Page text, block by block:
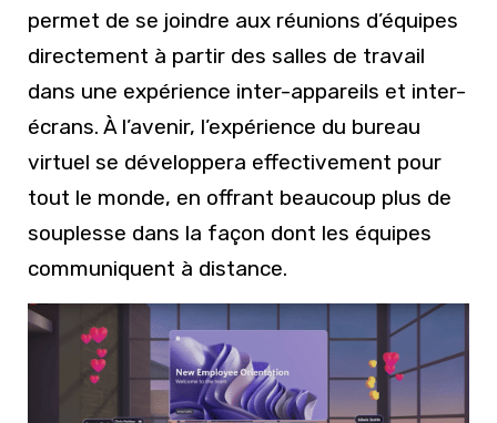
permet de se joindre aux réunions d’équipes
directement à partir des salles de travail
dans une expérience inter-appareils et inter-
écrans. À l’avenir, l’expérience du bureau
virtuel se développera effectivement pour
tout le monde, en offrant beaucoup plus de
souplesse dans la façon dont les équipes
communiquent à distance.